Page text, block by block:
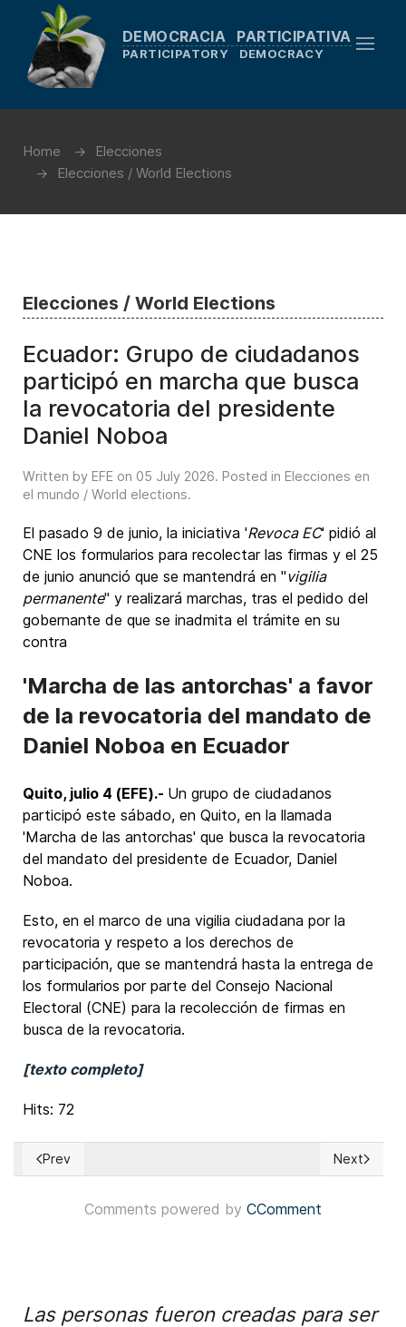
DEMOCRACIA PARTICIPATIVA
PARTICIPATORY DEMOCRACY
Home
Elecciones
Elecciones / World Elections
Elecciones / World Elections
Ecuador: Grupo de ciudadanos
participó en marcha que busca
la revocatoria del presidente
Daniel Noboa
Written by EFE on 05 July 2026. Posted in Elecciones en
el mundo / World elections.
El pasado 9 de junio, la iniciativa 'Revoca EC' pidió al
CNE los formularios para recolectar las firmas y el 25
de junio anunció que se mantendrá en "vigilia
permanente" y realizará marchas, tras el pedido del
gobernante de que se inadmita el trámite en su
contra
'Marcha de las antorchas' a favor
de la revocatoria del mandato de
Daniel Noboa en Ecuador
Quito, julio 4 (EFE).- Un grupo de ciudadanos
participó este sábado, en Quito, en la llamada
'Marcha de las antorchas' que busca la revocatoria
del mandato del presidente de Ecuador, Daniel
Noboa.
Esto, en el marco de una vigilia ciudadana por la
revocatoria y respeto a los derechos de
participación, que se mantendrá hasta la entrega de
los formularios por parte del Consejo Nacional
Electoral (CNE) para la recolección de firmas en
busca de la revocatoria.
[texto completo]
Hits: 72
Previous article: México: Nuevo partido político Somos
Prev Next
Next
Comments powered by CComment
Las personas fueron creadas para ser